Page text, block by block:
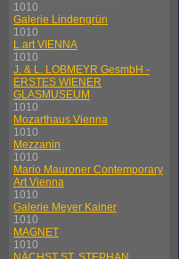
1010
Galerie Lindengrün
1010
L.art VIENNA
1010
J. & L. LOBMEYR GesmbH -
ERSTES WIENER
GLASMUSEUM
1010
Mozarthaus Vienna
1010
Mezzanin
1010
Mario Mauroner Contemporary
Art Vienna
1010
Galerie Meyer Kainer
1010
MAGNET
1010